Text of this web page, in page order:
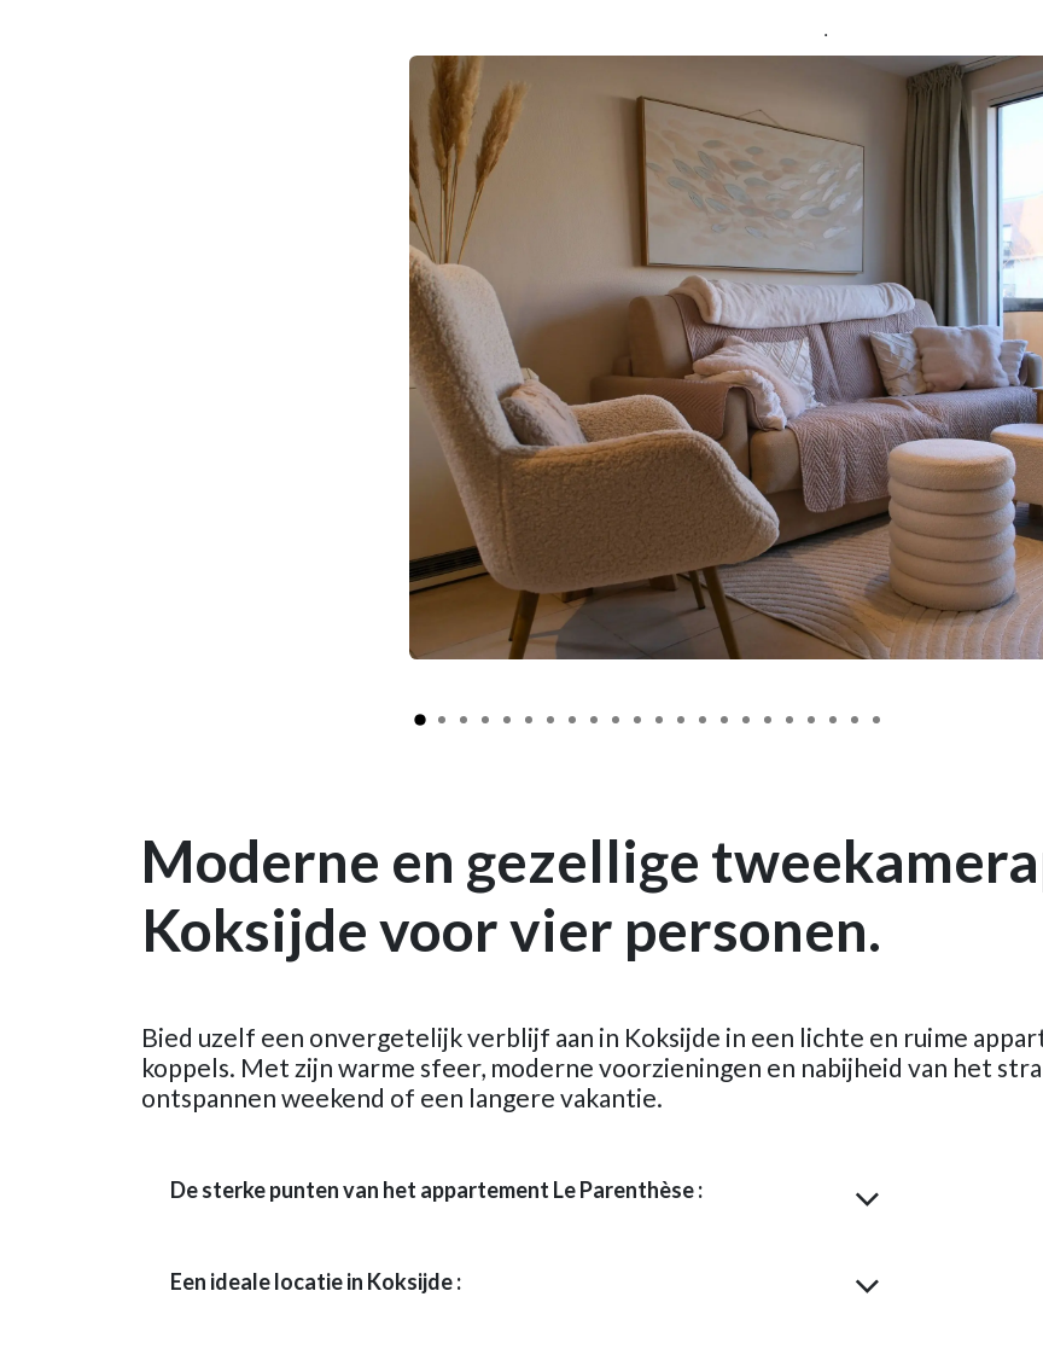
.
Moderne en gezellige
Koksijde voor vier personen.
Bied uzelf een onvergetelijk verblijf aan in Koksijde in een lichte en ruime
koppels. Met zijn warme sfeer, moderne voorzieningen en nabijheid van het
ontspannen weekend of een langere vakantie.
De sterke punten van het appartement Le Parenthèse :
Een ideale locatie in Koksijde :